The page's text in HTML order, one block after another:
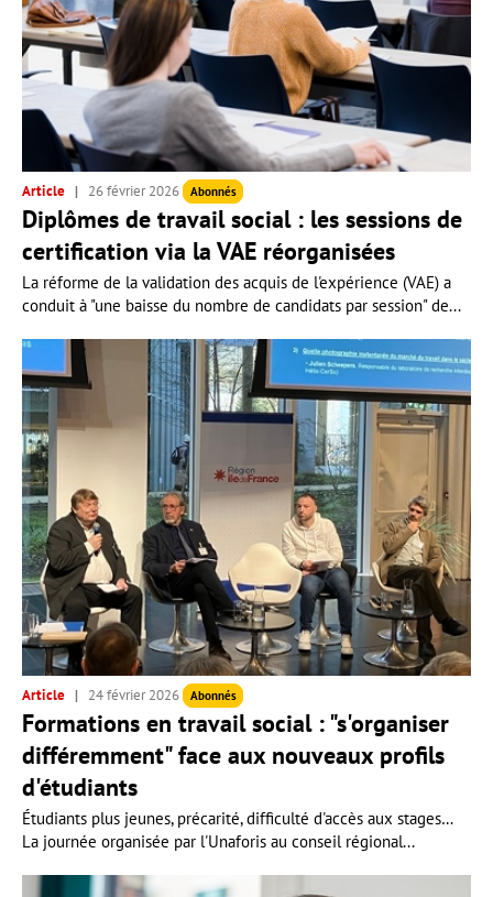
Article 26 février 2026 Abonnés
Diplômes de travail social : les sessions de
certification via la VAE réorganisées
La réforme de la validation des acquis de l'expérience (VAE) a
conduit à "une baisse du nombre de candidats par session" de...
Article 24 février 2026 Abonnés
Formations en travail social : "s'organiser
différemment" face aux nouveaux profils
d'étudiants
Étudiants plus jeunes, précarité, difficulté d'accès aux stages…
La journée organisée par l'Unaforis au conseil régional...